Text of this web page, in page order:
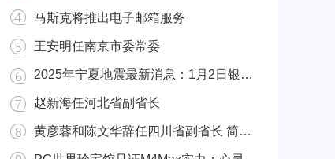
马斯克将推出电子邮箱服务
王安明任南京市委常委
2025年宁夏地震最新消息：1月2日银川发生4.8级地震
赵新海任河北省副省长
黄彦蓉和陈文华辞任四川省副省长 简历资料照片